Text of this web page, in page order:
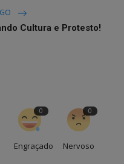
Cultura e Protesto!
0
Engraçado
0
Nervoso